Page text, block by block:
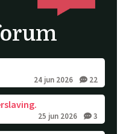
24 jun 2026 22
25 jun 2026 3